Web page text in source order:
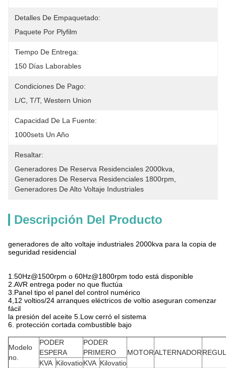
Detalles De Empaquetado:
Paquete Por Plyfilm
Tiempo De Entrega:
150 Días Laborables
Condiciones De Pago:
L/C, T/T, Western Union
Capacidad De La Fuente:
1000sets Un Año
Resaltar:
Generadores De Reserva Residenciales 2000kva
Generadores De Reserva Residenciales 1800rpm
Generadores De Alto Voltaje Industriales
Descripción Del Producto
generadores de alto voltaje industriales 2000kva para la copia de
seguridad residencial
1.50Hz@1500rpm o 60Hz@1800rpm todo está disponible
2.AVR entrega poder no que fluctúa
3.Panel tipo el panel del control numérico
4,12 voltios/24 arranques eléctricos de voltio aseguran comenzar
fácil
la presión del aceite 5.Low cerró el sistema
6. protección cortada combustible bajo
Modelo
no.
PODER
ESPERA
PODER
PRIMERO
MOTORALTERNADOR
KVA KilovatioKVA Kilovatio